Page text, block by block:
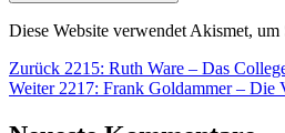
Diese Website verwendet Akismet, um
Beitragsnavigation
Zurück Vorheriger
Beitrag:
2215: Ruth Ware – Das
Weiter Nächster
2217: Frank Goldammer – Die